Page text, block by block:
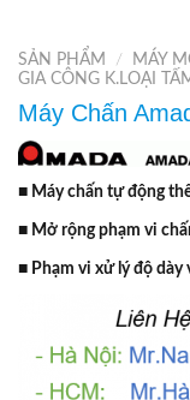
SẢN PHẨM / MÁY
GIA CÔNG K.LOẠI
Máy Chấn
■ Máy chấn tự động
■ Mở rộng phạm vi
■ Phạm vi xử lý độ